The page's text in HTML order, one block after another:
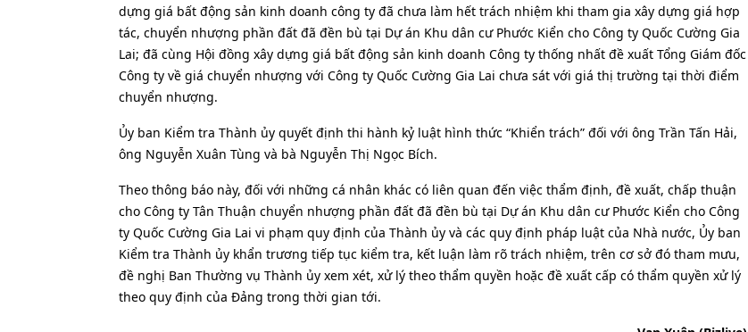
dựng giá bất động sản kinh doanh công ty đã chưa làm hết trách nhiệm khi tham gia xây dựng giá hợp
tác, chuyển nhượng phần đất đã đền bù tại Dự án Khu dân cư Phước Kiển cho Công ty Quốc Cường Gia
Lai; đã cùng Hội đồng xây dựng giá bất động sản kinh doanh Công ty thống nhất đề xuất Tổng Giám đốc
Công ty về giá chuyển nhượng với Công ty Quốc Cường Gia Lai chưa sát với giá thị trường tại thời điểm
chuyển nhượng.
Ủy ban Kiểm tra Thành ủy quyết định thi hành kỷ luật hình thức “Khiển trách” đối với ông Trần Tấn Hải,
ông Nguyễn Xuân Tùng và bà Nguyễn Thị Ngọc Bích.
Theo thông báo này, đối với những cá nhân khác có liên quan đến việc thẩm định, đề xuất, chấp thuận
cho Công ty Tân Thuận chuyển nhượng phần đất đã đền bù tại Dự án Khu dân cư Phước Kiển cho Công
ty Quốc Cường Gia Lai vi phạm quy định của Thành ủy và các quy định pháp luật của Nhà nước, Ủy ban
Kiểm tra Thành ủy khẩn trương tiếp tục kiểm tra, kết luận làm rõ trách nhiệm, trên cơ sở đó tham mưu,
đề nghị Ban Thường vụ Thành ủy xem xét, xử lý theo thẩm quyền hoặc đề xuất cấp có thẩm quyền xử lý
theo quy định của Đảng trong thời gian tới.